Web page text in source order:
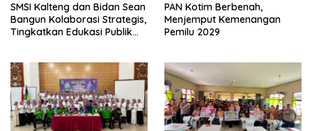
SMSI Kalteng dan Bidan Sean
Bangun Kolaborasi Strategis,
Tingkatkan Edukasi Publik
PAN Kotim Berbenah,
Menjemput Kemenangan
Pemilu 2029